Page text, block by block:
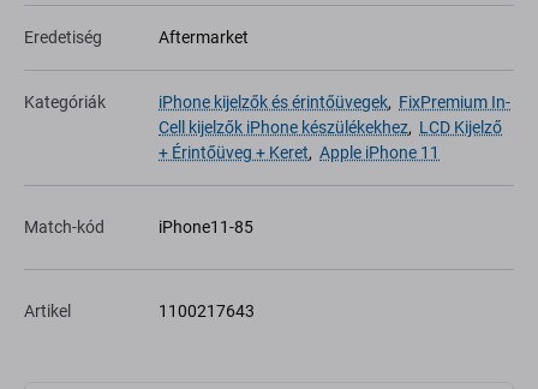
Eredetiség Aftermarket
Kategóriák iPhone kijelzők és érintőüvegek, FixPremium In-
Cell kijelzők iPhone készülékekhez, LCD Kijelző
+ Érintőüveg + Keret, Apple iPhone 11
Match-kód iPhone11-85
Artikel 1100217643